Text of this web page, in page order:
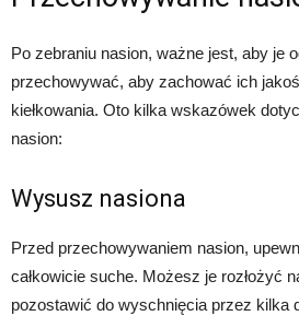
Po zebraniu nasion, ważne jest, aby je
przechowywać, aby zachować ich
kiełkowania. Oto kilka wskazówek
nasion:
Wysusz nasiona
Przed przechowywaniem nasion,
całkowicie suche. Możesz je rozłożyć
pozostawić do wyschnięcia przez kilka